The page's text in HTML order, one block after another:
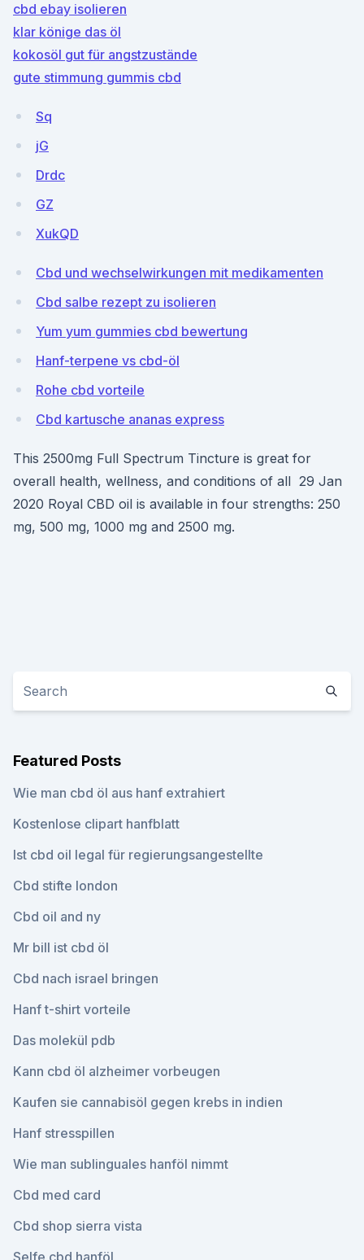
cbd ebay isolieren
klar könige das öl
kokosöl gut für angstzustände
gute stimmung gummis cbd
Sq
jG
Drdc
GZ
XukQD
Cbd und wechselwirkungen mit medikamenten
Cbd salbe rezept zu isolieren
Yum yum gummies cbd bewertung
Hanf-terpene vs cbd-öl
Rohe cbd vorteile
Cbd kartusche ananas express
This 2500mg Full Spectrum Tincture is great for
overall health, wellness, and conditions of all 29 Jan
2020 Royal CBD oil is available in four strengths: 250
mg, 500 mg, 1000 mg and 2500 mg.
Featured Posts
Wie man cbd öl aus hanf extrahiert
Kostenlose clipart hanfblatt
Ist cbd oil legal für regierungsangestellte
Cbd stifte london
Cbd oil and ny
Mr bill ist cbd öl
Cbd nach israel bringen
Hanf t-shirt vorteile
Das molekül pdb
Kann cbd öl alzheimer vorbeugen
Kaufen sie cannabisöl gegen krebs in indien
Hanf stresspillen
Wie man sublinguales hanföl nimmt
Cbd med card
Cbd shop sierra vista
Selfe cbd hanföl